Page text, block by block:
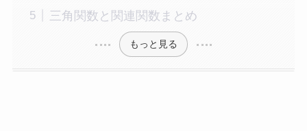
三角関数と関連関数まとめ
もっと見る